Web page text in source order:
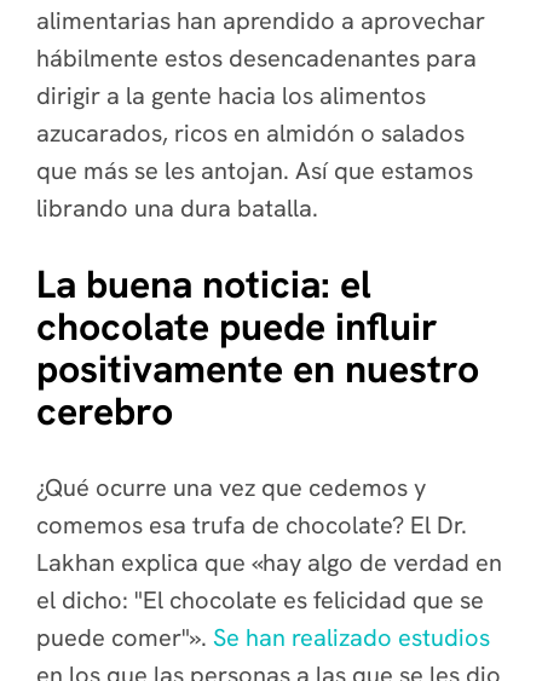
alimentarias han aprendido a aprovechar
hábilmente estos desencadenantes para
dirigir a la gente hacia los alimentos
azucarados, ricos en almidón o salados
que más se les antojan. Así que estamos
librando una dura batalla.
La buena noticia: el
chocolate puede influir
positivamente en nuestro
cerebro
¿Qué ocurre una vez que cedemos y
comemos esa trufa de chocolate? El Dr.
Lakhan explica que «hay algo de verdad en
el dicho: "El chocolate es felicidad que se
puede comer"». Se han realizado estudios